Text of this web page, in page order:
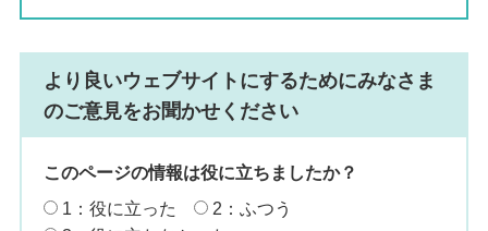
より良いウェブサイトにするためにみなさま
のご意見をお聞かせください
このページの情報は役に立ちましたか？
1：役に立った
2：ふつう